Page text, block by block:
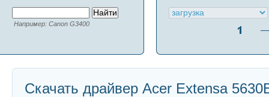
Например: Canon G3400
Скачать драйвер Acer Extensa